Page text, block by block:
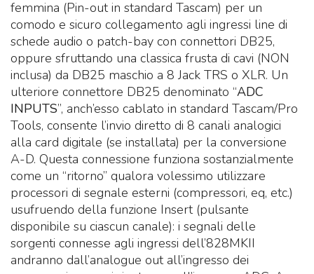
femmina (Pin-out in standard Tascam) per un
comodo e sicuro collegamento agli ingressi line di
schede audio o patch-bay con connettori DB25,
oppure sfruttando una classica frusta di cavi (NON
inclusa) da DB25 maschio a 8 Jack TRS o XLR. Un
ulteriore connettore DB25 denominato “ADC
INPUTS”, anch’esso cablato in standard Tascam/Pro
Tools, consente l’invio diretto di 8 canali analogici
alla card digitale (se installata) per la conversione
A-D. Questa connessione funziona sostanzialmente
come un “ritorno” qualora volessimo utilizzare
processori di segnale esterni (compressori, eq, etc.)
usufruendo della funzione Insert (pulsante
disponibile su ciascun canale): i segnali delle
sorgenti connesse agli ingressi dell’828MKII
andranno dall’analogue out all’ingresso dei